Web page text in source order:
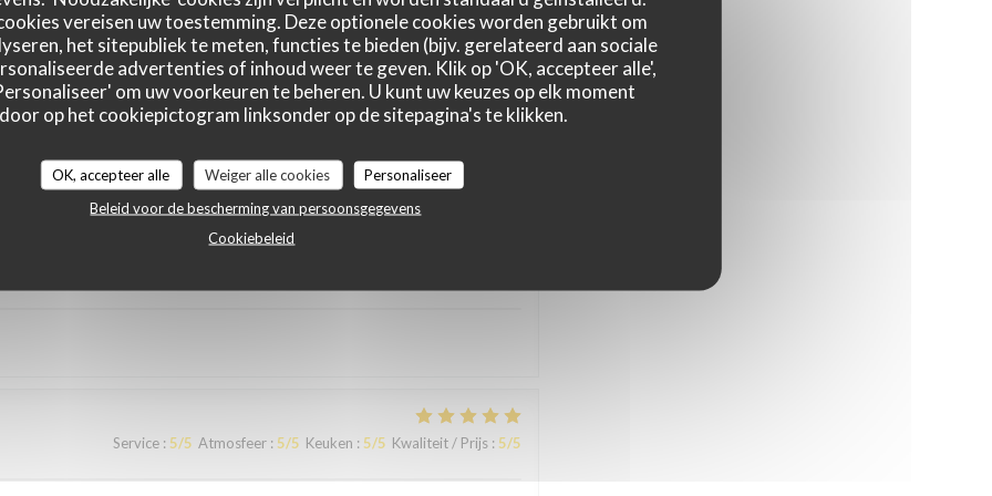
vereisen uw toestemming. Deze optionele cookies worden gebruikt om
het sitepubliek te meten, functies te bieden (bijv. gerelateerd aan sociale
advertenties of inhoud weer te geven. Klik op 'OK, accepteer alle',
om uw voorkeuren te beheren. U kunt uw keuzes op elk moment
op het cookiepictogram linksonder op de sitepagina's te klikken.
OK, accepteer alle Weiger alle cookies
Personaliseer
Beleid voor de bescherming van persoonsgegevens
Cookiebeleid
Service: 5/5 Atmosfeer:5/5 Keuken : 5/5 Kwaliteit / Prijs: 5/5
sommes régalés avec des plats authentiques de Bruxelles. Merci à
Service: 5/5 Atmosfeer: 5/5 Keuken : 5/5 Kwaliteit / Prijs: 5/5